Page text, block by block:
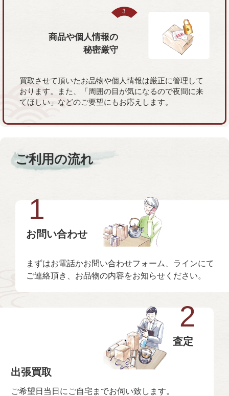
商品や個人情報の
秘密厳守
買取させて頂いたお品物や個人情報は厳正に管理して
おります。また、「周囲の目が気になるので夜間に来
てほしい」などのご要望にもお応えします。
ご利用の流れ
1
お問い合わせ
まずはお電話かお問い合わせフォーム、ラインにて
ご連絡頂き、お品物の内容をお知らせください。
2
査定
出張買取
ご希望日当日にご自宅までお伺い致します。